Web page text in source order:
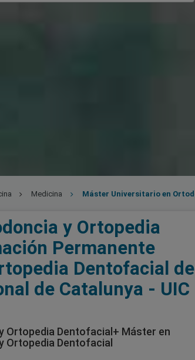
Medicina
y Ortopedia
Permanente
Dentofacial del
de Catalunya - UIC
Ortopedia Dentofacial+ Máster en
Ortopedia Dentofacial